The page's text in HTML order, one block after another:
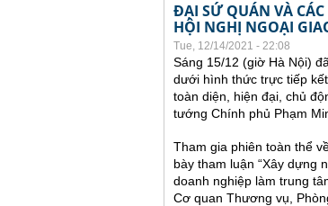
ĐẠI SỨ QUÁN VÀ
HỘI NGHỊ NGOẠI
Tue, 12/14/2021 - 22:08
Sáng 15/12 (giờ Hà Nội)
dưới hình thức trực tiếp
toàn diện, hiện đại, chủ
tướng Chính phủ Phạm
Tham gia phiên toàn thể
bày tham luận “Xây dựng
doanh nghiệp làm trung
Cơ quan Thương vụ,